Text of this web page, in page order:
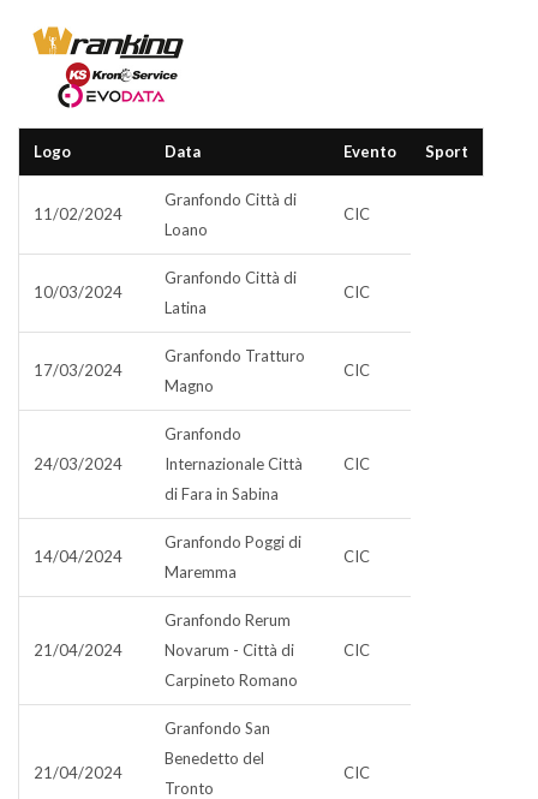
Logo Data Evento Sport
11/02/2024
Granfondo Città di
Loano
CIC
10/03/2024
Granfondo Città di
Latina
CIC
17/03/2024
Granfondo Tratturo
Magno
CIC
24/03/2024
Granfondo
Internazionale Città
di Fara in Sabina
CIC
14/04/2024
Granfondo Poggi di
Maremma
CIC
21/04/2024
Granfondo Rerum
Novarum - Città di
Carpineto Romano
CIC
21/04/2024
Granfondo San
Benedetto del
Tronto
CIC